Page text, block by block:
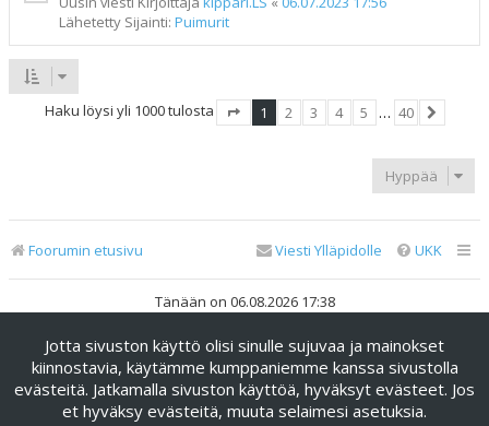
Lähetetty Sijainti: Puimurit
Haku löysi yli 1000 tulosta
1 2 3 4 5 … 40
Hyppää
Foorumin etusivu UKK
Viesti Ylläpidolle
Tänään on 06.08.2026 17:38
Keskustelufoorumin ohjelmistophpBB® Forum Software ©
phpBB Limited
Käännös: phpBB Suomi (lurttinen, harritapio, Pettis)
phpBB Metro Theme byPixelGoose Studio
Jotta sivuston käyttö olisi sinulle sujuvaa ja mainokset
kiinnostavia, käytämme kumppaniemme kanssa sivustolla
evästeitä. Jatkamalla sivuston käyttöä, hyväksyt evästeet. Jos
et hyväksy evästeitä, muuta selaimesi asetuksia.